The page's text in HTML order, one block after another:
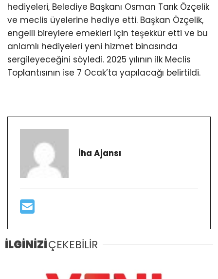
hediyeleri, Belediye Başkanı Osman Tarık Özçelik
ve meclis üyelerine hediye etti. Başkan Özçelik,
engelli bireylere emekleri için teşekkür etti ve bu
anlamlı hediyeleri yeni hizmet binasında
sergileyeceğini söyledi. 2025 yılının ilk Meclis
Toplantısının ise 7 Ocak’ta yapılacağı belirtildi.
İha Ajansı
İLGİNİZİÇEKEBİLİR